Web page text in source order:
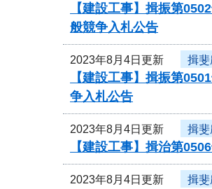
【建設工事】揖振第
般競争入札公告
2023年8月4日更新 揖
【建設工事】揖振第
争入札公告
2023年8月4日更新 揖
【建設工事】揖治第
2023年8月4日更新 揖